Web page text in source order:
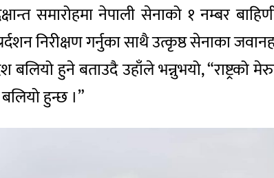
समारोहमा नेपाली सेनाको १ नम्बर
निरीक्षण गर्नुका साथै उत्कृष्ठ सेनाका
हुने बताउदै उहाँले भन्नुभयो, “राष्ट्रको
हुन्छ ।”